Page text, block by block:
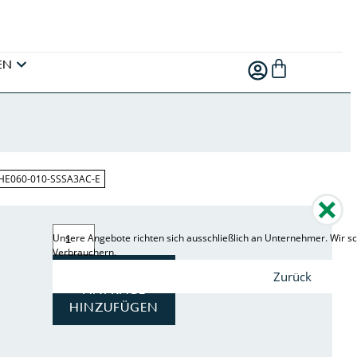
010-SSSA3AC-E
ANFRAGE
HINZUFÜGEN
Unsere Angebote richten sich ausschließlich an Unternehmer. Wir
Verbrauchern.
Zurück